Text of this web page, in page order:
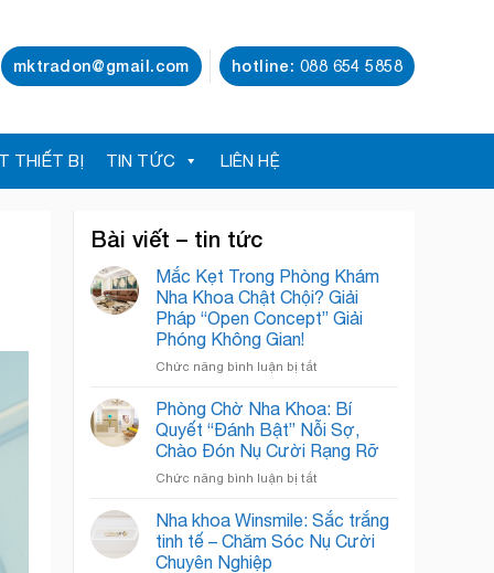
mktradon@gmail.com hotline: 088 654 5858
THIẾT BỊ TIN TỨC LIÊN HỆ
Bài viết – tin tức
Mắc Kẹt Trong Phòng Khám
Nha Khoa Chật Chội? Giải
Pháp “Open Concept” Giải
Phóng Không Gian!
Chức năng bình luận bị tắtở
Kẹt
Trong
Phòng
Khám
Nha
Chật
Chội?
Giải
Phòng Chờ Nha Khoa: Bí
Quyết “Đánh Bật” Nỗi Sợ,
Chào Đón Nụ Cười Rạng Rỡ
Chức năng bình luận bị tắtở
Chờ
Nha
Khoa:
Nha khoa Winsmile: Sắc trắng
tinh tế – Chăm Sóc Nụ Cười
Chuyên Nghiệp